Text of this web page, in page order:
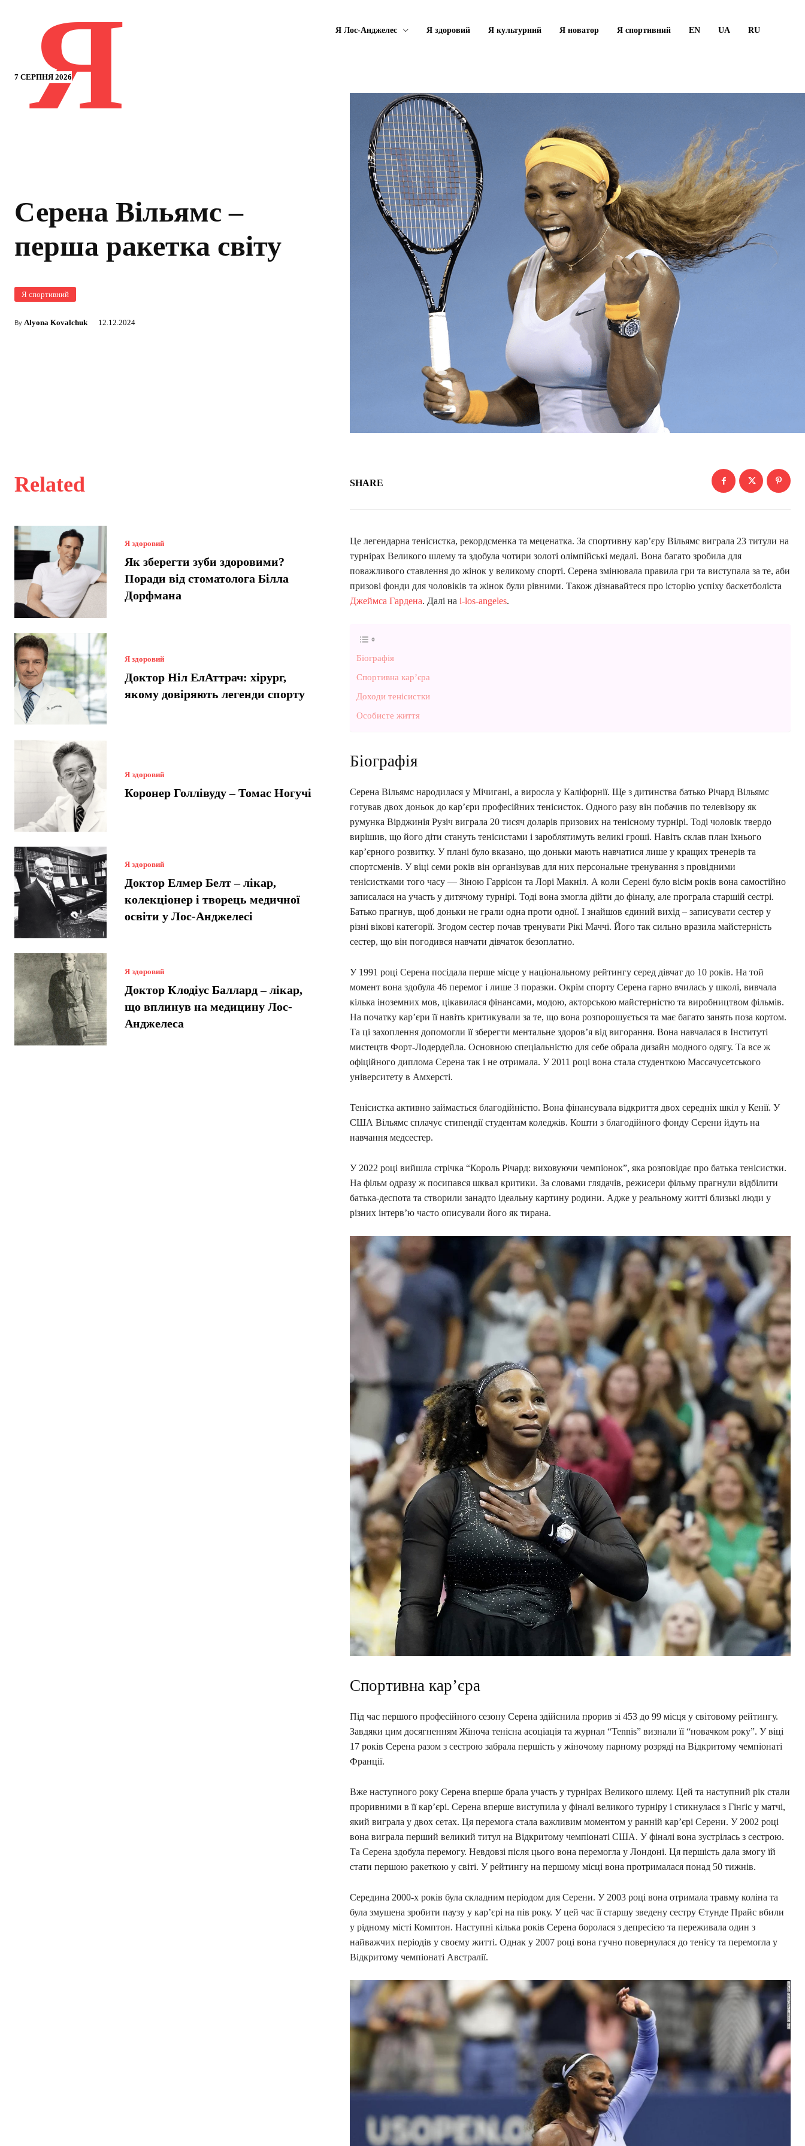
7 СЕРПНЯ 2026
Я Я Лос-Анджелес Я здоровий Я культурний Я новатор Я спортивний EN UA RU
Серена Вільямс –
перша ракетка світу
Я спортивний
By Alyona Kovalchuk 12.12.2024
Related
Я здоровий
Як зберегти зуби здоровими?
Поради від стоматолога Білла
Дорфмана
Я здоровий
Доктор Ніл ЕлАттрач: хірург,
якому довіряють легенди спорту
Я здоровий
Коронер Голлівуду – Томас Ногучі
Я здоровий
Доктор Елмер Белт – лікар,
колекціонер і творець медичної
освіти у Лос-Анджелесі
Я здоровий
Доктор Клодіус Баллард – лікар,
що вплинув на медицину Лос-
Анджелеса
SHARE
Це легендарна тенісистка, рекордсменка та меценатка. За спортивну карʼєру Вільямс виграла 23 титули на
турнірах Великого шлему та здобула чотири золоті олімпійські медалі. Вона багато зробила для
поважливого ставлення до жінок у великому спорті. Серена змінювала правила гри та виступала за те, аби
призові фонди для чоловіків та жінок були рівними. Також дізнавайтеся про історію успіху баскетболіста
Джеймса Гардена. Далі на i-los-angeles.
Біографія
Спортивна карʼєра
Доходи тенісистки
Особисте життя
Біографія
Серена Вільямс народилася у Мічигані, а виросла у Каліфорнії. Ще з дитинства батько Річард Вільямс
готував двох доньок до карʼєри професійних тенісисток. Одного разу він побачив по телевізору як
румунка Вірджинія Рузіч виграла 20 тисяч доларів призових на тенісному турнірі. Тоді чоловік твердо
вирішив, що його діти стануть тенісистами і зароблятимуть великі гроші. Навіть склав план їхнього
кар’єрного розвитку. У плані було вказано, що доньки мають навчатися лише у кращих тренерів та
спортсменів. У віці семи років він організував для них персональне тренування з провідними
тенісистками того часу — Зіною Гаррісон та Лорі Макніл. А коли Серені було вісім років вона самостійно
записалася на участь у дитячому турнірі. Тоді вона змогла дійти до фіналу, але програла старшій сестрі.
Батько прагнув, щоб доньки не грали одна проти одної. І знайшов єдиний вихід – записувати сестер у
різні вікові категорії. Згодом сестер почав тренувати Рікі Маччі. Його так сильно вразила майстерність
сестер, що він погодився навчати дівчаток безоплатно.
У 1991 році Серена посідала перше місце у національному рейтингу серед дівчат до 10 років. На той
момент вона здобула 46 перемог і лише 3 поразки. Окрім спорту Серена гарно вчилась у школі, вивчала
кілька іноземних мов, цікавилася фінансами, модою, акторською майстерністю та виробництвом фільмів.
На початку кар’єри її навіть критикували за те, що вона розпорошується та має багато занять поза кортом.
Та ці захоплення допомогли її зберегти ментальне здоровʼя від вигорання. Вона навчалася в Інституті
мистецтв Форт-Лодердейла. Основною спеціальністю для себе обрала дизайн модного одягу. Та все ж
офіційного диплома Серена так і не отримала. У 2011 році вона стала студенткою Массачусетського
університету в Амхерсті.
Тенісистка активно займається благодійністю. Вона фінансувала відкриття двох середніх шкіл у Кенії. У
США Вільямс сплачує стипендії студентам коледжів. Кошти з благодійного фонду Серени йдуть на
навчання медсестер.
У 2022 році вийшла стрічка “Король Річард: виховуючи чемпіонок”, яка розповідає про батька тенісистки.
На фільм одразу ж посипався шквал критики. За словами глядачів, режисери фільму прагнули відбілити
батька-деспота та створили занадто ідеальну картину родини. Адже у реальному житті близькі люди у
різних інтервʼю часто описували його як тирана.
Спортивна карʼєра
Під час першого професійного сезону Серена здійснила прорив зі 453 до 99 місця у світовому рейтингу.
Завдяки цим досягненням Жіноча тенісна асоціація та журнал “Tennis” визнали її “новачком року”. У віці
17 років Серена разом з сестрою забрала першість у жіночому парному розряді на Відкритому чемпіонаті
Франції.
Вже наступного року Серена вперше брала участь у турнірах Великого шлему. Цей та наступний рік стали
проривними в її карʼєрі. Серена вперше виступила у фіналі великого турніру і стикнулася з Гінґіс у матчі,
який виграла у двох сетах. Ця перемога стала важливим моментом у ранній кар’єрі Серени. У 2002 році
вона виграла перший великий титул на Відкритому чемпіонаті США. У фіналі вона зустрілась з сестрою.
Та Серена здобула перемогу. Невдовзі після цього вона перемогла у Лондоні. Ця першість дала змогу їй
стати першою ракеткою у світі. У рейтингу на першому місці вона протрималася понад 50 тижнів.
Середина 2000-х років була складним періодом для Серени. У 2003 році вона отримала травму коліна та
була змушена зробити паузу у карʼєрі на пів року. У цей час її старшу зведену сестру Єтунде Прайс вбили
у рідному місті Комптон. Наступні кілька років Серена боролася з депресією та переживала один з
найважчих періодів у своєму житті. Однак у 2007 році вона гучно повернулася до тенісу та перемогла у
Відкритому чемпіонаті Австралії.